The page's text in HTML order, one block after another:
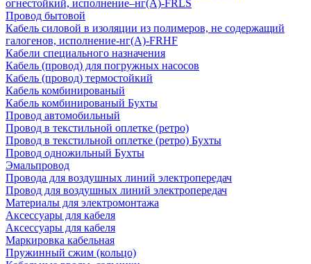
огнестойкий, исполнение–нг(А)-FRLS
Провод бытовой
Кабель силовой в изоляции из полимеров, не содержащий
галогенов, исполнение-нг(А)-FRHF
Кабели специального назначения
Кабель (провод) для погружных насосов
Кабель (провод) термостойкий
Кабель комбинированый
Кабель комбинированый Бухты
Провод автомобильный
Провод в текстильной оплетке (ретро)
Провод в текстильной оплетке (ретро) Бухты
Провод одножильный Бухты
Эмальпровод
Провода для воздушных линий электропередач
Провод для воздушных линий электропередач
Материалы для электромонтажа
Аксессуары для кабеля
Аксессуары для кабеля
Маркировка кабельная
Пружинный сжим (кольцо)